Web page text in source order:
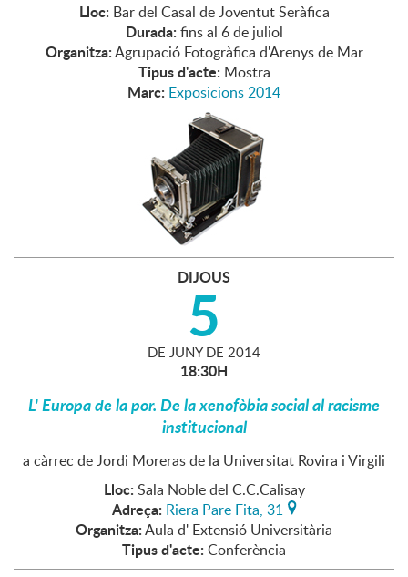
Lloc: Bar del Casal de Joventut Seràfica
Durada: fins al 6 de juliol
Organitza:Agrupació Fotogràfica d'Arenys de Mar
Tipus d'acte: Mostra
Marc: Exposicions 2014
DIJOUS
5
DE JUNY DE 2014
18:30H
L' Europa de la por. De la xenofòbia social al racisme
institucional
a càrrec de Jordi Moreras de la Universitat Rovira i Virgili
Lloc: Sala Noble del C.C.Calisay
Adreça: Riera Pare Fita, 31
Organitza:Aula d' Extensió Universitària
Tipus d'acte: Conferència